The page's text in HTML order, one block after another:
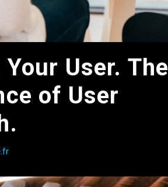
User. The
of User